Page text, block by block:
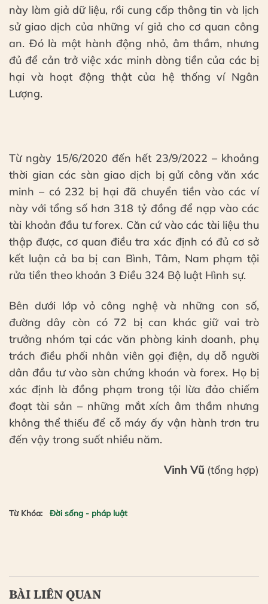
này làm giả dữ liệu, rồi cung cấp thông tin và lịch
sử giao dịch của những ví giả cho cơ quan công
an. Đó là một hành động nhỏ, âm thầm, nhưng
đủ để cản trở việc xác minh dòng tiền của các bị
hại và hoạt động thật của hệ thống ví Ngân
Lượng.
Từ ngày 15/6/2020 đến hết 23/9/2022 – khoảng
thời gian các sàn giao dịch bị gửi công văn xác
minh – có 232 bị hại đã chuyển tiền vào các ví
này với tổng số hơn 318 tỷ đồng để nạp vào các
tài khoản đầu tư forex. Căn cứ vào các tài liệu thu
thập được, cơ quan điều tra xác định có đủ cơ sở
kết luận cả ba bị can Bình, Tâm, Nam phạm tội
rửa tiền theo khoản 3 Điều 324 Bộ luật Hình sự.
Bên dưới lớp vỏ công nghệ và những con số,
đường dây còn có 72 bị can khác giữ vai trò
trưởng nhóm tại các văn phòng kinh doanh, phụ
trách điều phối nhân viên gọi điện, dụ dỗ người
dân đầu tư vào sàn chứng khoán và forex. Họ bị
xác định là đồng phạm trong tội lừa đảo chiếm
đoạt tài sản – những mắt xích âm thầm nhưng
không thể thiếu để cỗ máy ấy vận hành trơn tru
đến vậy trong suốt nhiều năm.
Vinh Vũ (tổng hợp)
Từ Khóa: Đời sống - pháp luật
BÀI LIÊN QUAN